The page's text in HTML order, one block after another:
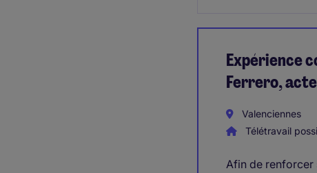
Expérience
Ferrero,
Valenciennes
Télétravail
Afin de renforcer